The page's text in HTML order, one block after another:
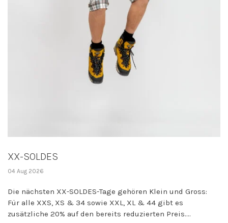
XX-SOLDES
04 Aug 2026
Die nächsten XX-SOLDES-Tage gehören Klein und Gross:
Für alle XXS, XS & 34 sowie XXL, XL & 44 gibt es
zusätzliche 20% auf den bereits reduzierten Preis....